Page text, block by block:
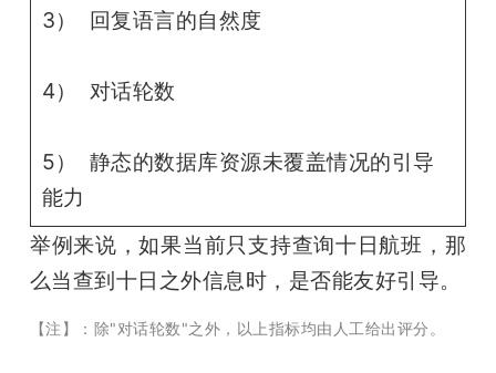
3） 回复语言的自然度
4） 对话轮数
5） 静态的数据库资源未覆盖情况的引导
能力
举例来说，如果当前只支持查询十日航班，那
么当查到十日之外信息时，是否能友好引导。
【注】：除"对话轮数"之外，以上指标均由人工给出评分。